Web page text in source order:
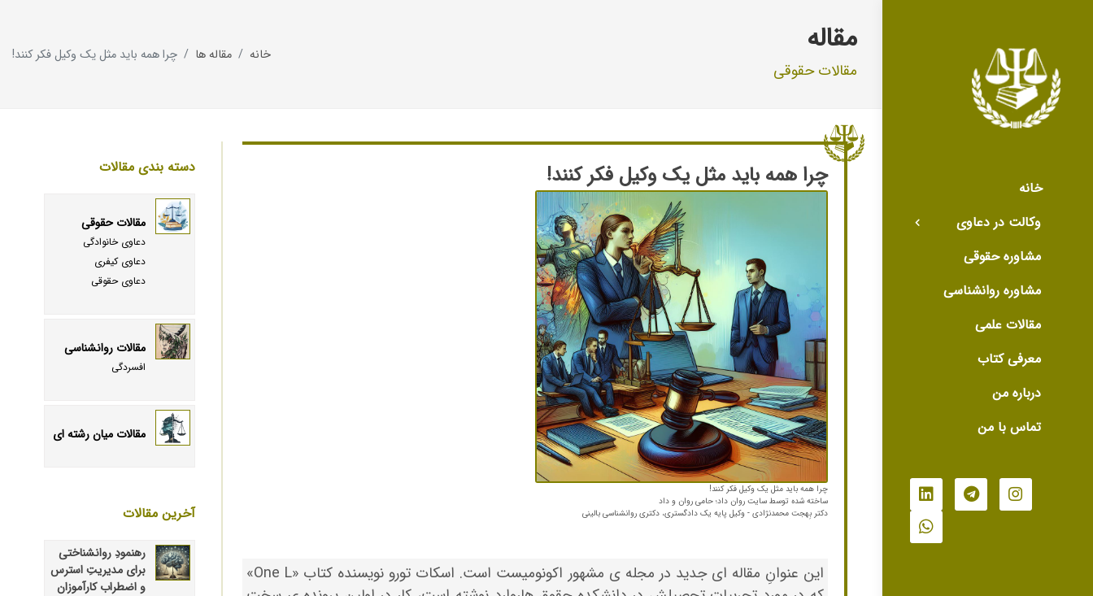
خانه
وکالت در دعاوی
مشاوره حقوقی
مشاوره روانشناسی
مقالات علمی
معرفی کتاب
درباره من
تماس با من
مقاله
مقالات حقوقی
خانه مقاله ها چرا همه باید مثل یک وکیل فکر کنند!
چرا همه باید مثل یک وکیل فکر کنند!
چرا همه باید مثل یک وکیل فکر کنند!
ساخته شده توسط سایت روان داد‌؛ حامی روان‌ و داد
دکتر بِهجت محمدنژادی - وکیل پایه یک دادگستری، دکتری روانشناسی بالینی
این عنوانِ مقاله ای جدید در مجله ی مشهور اکونومیست است. اسکات تورو نویسنده کتاب «One L»
دسته بندی مقالات
مقالات حقوقی
دعاوی خانوادگی
دعاوی کیفری
دعاوی حقوقی
مقالات روانشناسی
افسردگی
مقالات میان رشته ای
آخرین مقالات
رهنمودِ روانشناختی
برای مدیریتِ استرس
و اضطراب کارآموزان